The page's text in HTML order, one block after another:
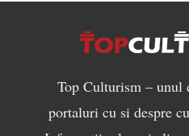
Top Culturism – unul
portaluri cu si despre